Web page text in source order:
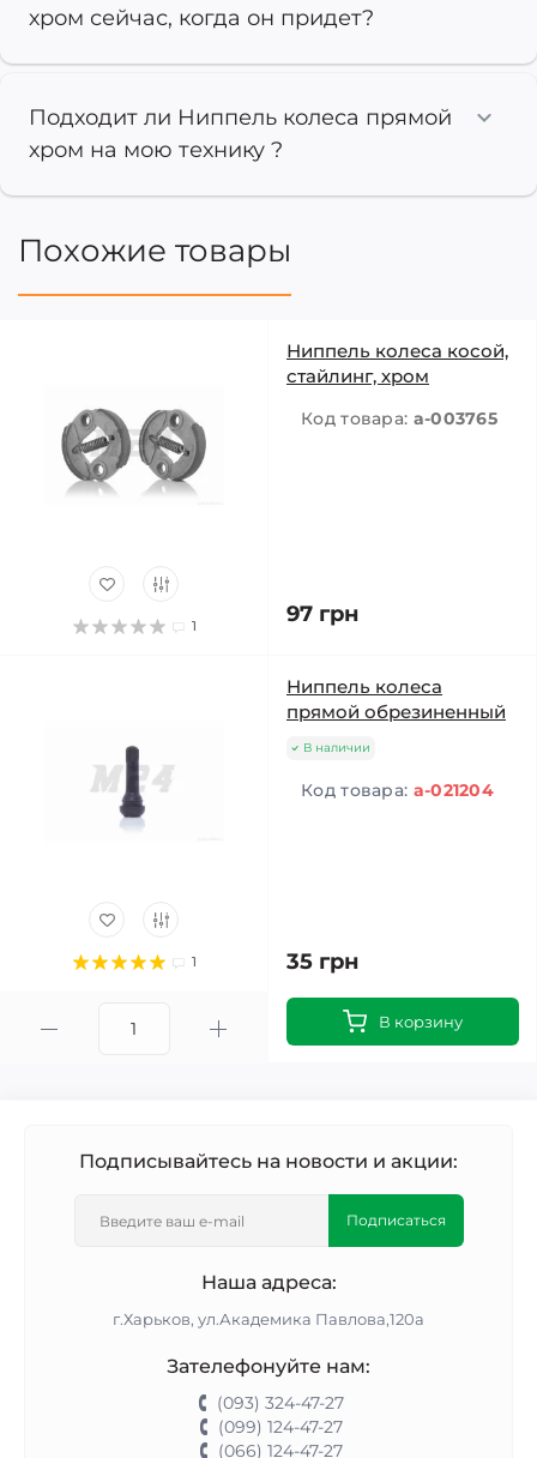
хром сейчас, когда он придет?
Подходит ли Ниппель колеса прямой
хром на мою технику ?
Похожие товары
1
Ниппель колеса косой,
стайлинг, хром
Код товара: a-003765
97 грн
1
Ниппель колеса
прямой обрезиненный
В наличии
Код товара: a-021204
35 грн
В корзину
Подписывайтесь на новости и акции:
Подписаться
Наша адреса:
г.Харьков, ул.Академика Павлова,120а
Зателефонуйте нам:
(093) 324-47-27
(099) 124-47-27
(066) 124-47-27